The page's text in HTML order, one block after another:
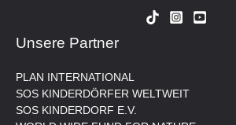
Unsere Partner
PLAN INTERNATIONAL
SOS KINDERDÖRFER WELTWEIT
SOS KINDERDORF E.V.